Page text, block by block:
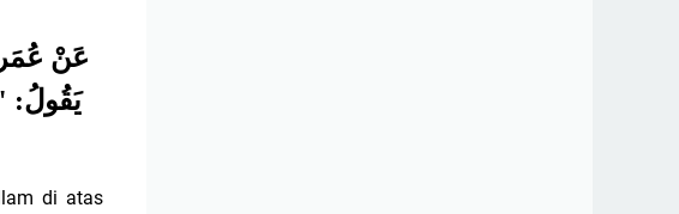
عَنْ عُمَر
يَقُولُ:
di atas